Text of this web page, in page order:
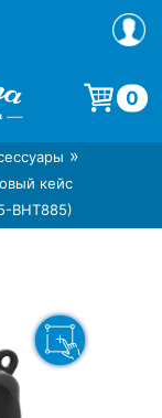
foto-
0
»
кейс
BHT885)